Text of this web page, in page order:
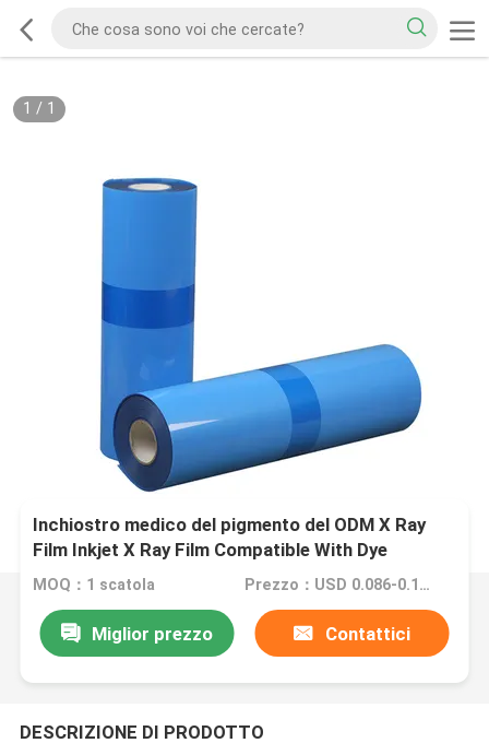
1 / 1
Inchiostro medico del pigmento del ODM X Ray
Film Inkjet X Ray Film Compatible With Dye
dell'OEM
MOQ：1 scatola Prezzo：USD 0.086-0.16 per sheet
Miglior prezzo Contattici
DESCRIZIONE DI PRODOTTO